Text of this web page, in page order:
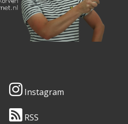
Instagram
RSS